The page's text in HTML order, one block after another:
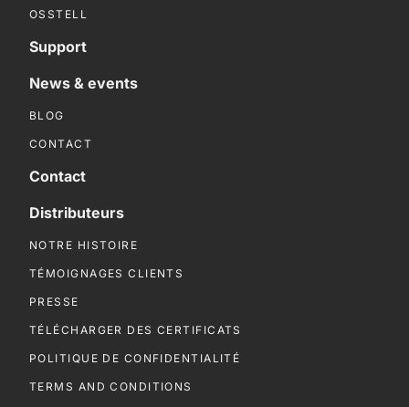
OSSTELL
Support
News & events
BLOG
CONTACT
Contact
Distributeurs
NOTRE HISTOIRE
TÉMOIGNAGES CLIENTS
PRESSE
TÉLÉCHARGER DES CERTIFICATS
POLITIQUE DE CONFIDENTIALITÉ
TERMS AND CONDITIONS